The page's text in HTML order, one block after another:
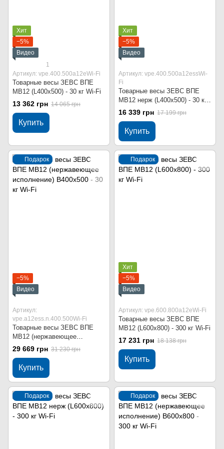
Хит
−5%
Видео
1
Артикул: vpe.400.500a12eWi-Fi
Товарные весы ЗЕВС ВПЕ
МВ12 (L400x500) - 30 кг Wi-Fi
13 362 грн 14 065 грн
Купить
Хит
−5%
Видео
Артикул: vpe.400.500a12essWi-
Fi
Товарные весы ЗЕВС ВПЕ
МВ12 нерж (L400x500) - 30 кг
Wi-Fi
16 339 грн 17 199 грн
Купить
Подарок
−5%
Видео
Артикул:
vpe.a12ess.n.400.500Wi-Fi
Товарные весы ЗЕВС ВПЕ
МВ12 (нержавеющее
исполнение) В400x500 - 30 кг
29 669 грн 31 230 грн
Купить
Подарок
Хит
−5%
Видео
Артикул: vpe.600.800a12eWi-Fi
Товарные весы ЗЕВС ВПЕ
МВ12 (L600x800) - 300 кг Wi-Fi
17 231 грн 18 138 грн
Купить
Подарок Подарок